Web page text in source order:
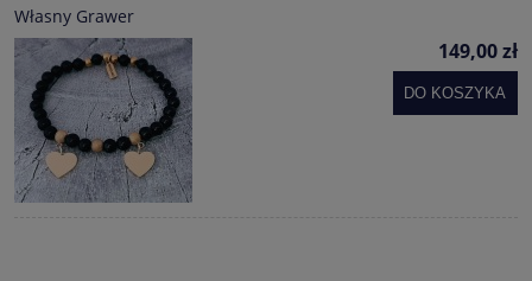
Własny Grawer
149,00 zł
DO KOSZYKA